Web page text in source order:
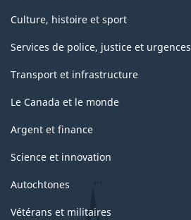
Culture, histoire et sport
Services de police, justice et urgences
Transport et infrastructure
Le Canada et le monde
Argent et finance
Science et innovation
Autochtones
Vétérans et militaires